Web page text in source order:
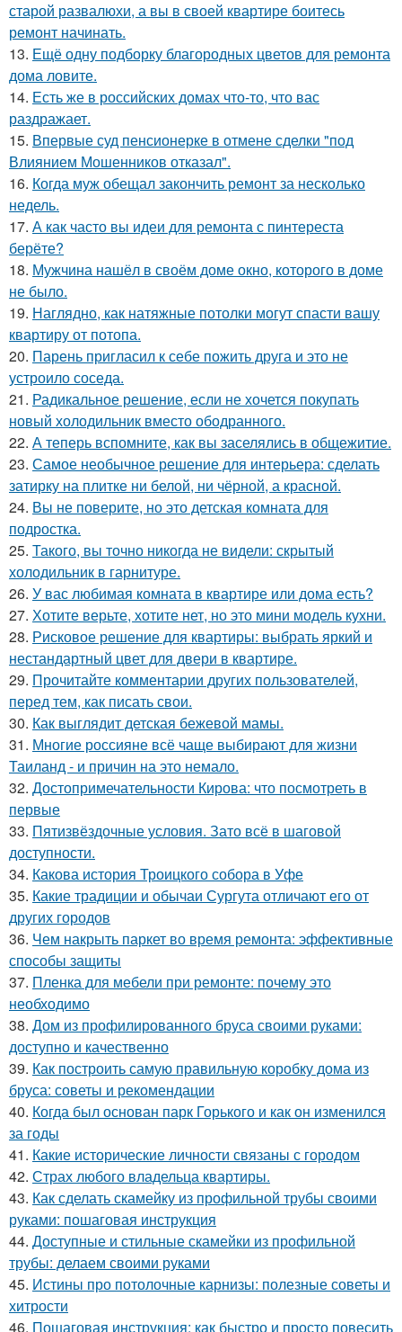
старой развалюхи, а вы в своей квартире боитесь
ремонт начинать.
13. Ещё одну подборку благородных цветов для ремонта
дома ловите.
14. Есть же в российских домах что-то, что вас
раздражает.
15. Впервые суд пенсионерке в отмене сделки "под
Влиянием Мошенников отказал".
16. Когда муж обещал закончить ремонт за несколько
недель.
17. А как часто вы идеи для ремонта с пинтереста
берёте?
18. Мужчина нашёл в своём доме окно, которого в доме
не было.
19. Наглядно, как натяжные потолки могут спасти вашу
квартиру от потопа.
20. Парень пригласил к себе пожить друга и это не
устроило соседа.
21. Радикальное решение, если не хочется покупать
новый холодильник вместо ободранного.
22. А теперь вспомните, как вы заселялись в общежитие.
23. Самое необычное решение для интерьера: сделать
затирку на плитке ни белой, ни чёрной, а красной.
24. Вы не поверите, но это детская комната для
подростка.
25. Такого, вы точно никогда не видели: скрытый
холодильник в гарнитуре.
26. У вас любимая комната в квартире или дома есть?
27. Хотите верьте, хотите нет, но это мини модель кухни.
28. Рисковое решение для квартиры: выбрать яркий и
нестандартный цвет для двери в квартире.
29. Прочитайте комментарии других пользователей,
перед тем, как писать свои.
30. Как выглядит детская бежевой мамы.
31. Многие россияне всё чаще выбирают для жизни
Таиланд - и причин на это немало.
32. Достопримечательности Кирова: что посмотреть в
первые
33. Пятизвёздочные условия. Зато всё в шаговой
доступности.
34. Какова история Троицкого собора в Уфе
35. Какие традиции и обычаи Сургута отличают его от
других городов
36. Чем накрыть паркет во время ремонта: эффективные
способы защиты
37. Пленка для мебели при ремонте: почему это
необходимо
38. Дом из профилированного бруса своими руками:
доступно и качественно
39. Как построить самую правильную коробку дома из
бруса: советы и рекомендации
40. Когда был основан парк Горького и как он изменился
за годы
41. Какие исторические личности связаны с городом
42. Страх любого владельца квартиры.
43. Как сделать скамейку из профильной трубы своими
руками: пошаговая инструкция
44. Доступные и стильные скамейки из профильной
трубы: делаем своими руками
45. Истины про потолочные карнизы: полезные советы и
хитрости
46. Пошаговая инструкция: как быстро и просто повесить